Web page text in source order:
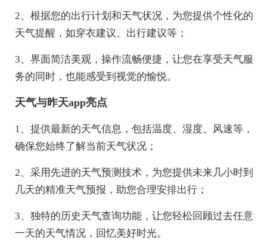
2、根据您的出行计划和天气状况，为您提供个性化的
天气提醒，如穿衣建议、出行建议等；
3、界面简洁美观，操作流畅便捷，让您在享受天气服
务的同时，也能感受到视觉的愉悦。
天气与昨天app亮点
1、提供最新的天气信息，包括温度、湿度、风速等，
确保您始终了解当前天气状况；
2、采用先进的天气预测技术，为您提供未来几小时到
几天的精准天气预报，助您合理安排出行；
3、独特的历史天气查询功能，让您轻松回顾过去任意
一天的天气情况，回忆美好时光。